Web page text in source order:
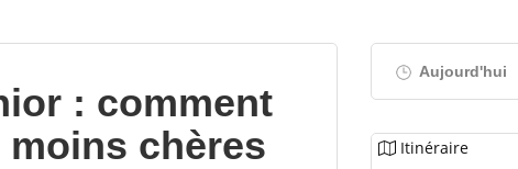
: comment
chères
Aujourd'hui
Itinéraire